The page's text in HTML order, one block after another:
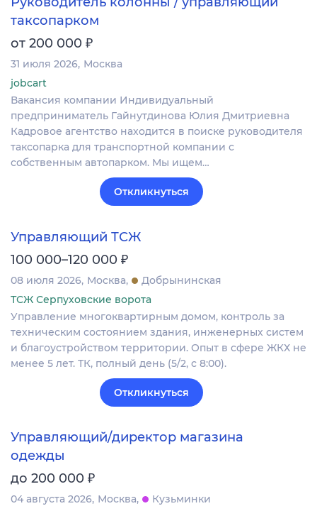
таксопарком
от 200 000 ₽
31 июля 2026 Москва
jobcart
Вакансия компании Индивидуальный
предприниматель Гайнутдинова Юлия Дмитриевна
Кадровое агентство находится в поиске руководителя
таксопарка для транспортной компании с
собственным автопарком. Мы ищем…
Откликнуться
Управляющий ТСЖ
100 000–120 000 ₽
08 июля 2026 Москва
Добрынинская
ТСЖ Серпуховские ворота
Управление многоквартирным домом, контроль за
техническим состоянием здания, инженерных систем
и благоустройством территории. Опыт в сфере ЖКХ не
менее 5 лет. ТК, полный день (5/2, с 8:00).
Откликнуться
Управляющий/директор магазина
одежды
до 200 000 ₽
04 августа 2026 Москва
Кузьминки